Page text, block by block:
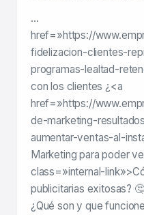
…
href=»https://
fidelizacion-clientes-
programas-lealtad-
con los clientes ¿<a
href=»https://
de-marketing-
aumentar-ventas-al-
Marketing para poder
class=»internal-
publicitarias exitosas?
¿Qué son y que